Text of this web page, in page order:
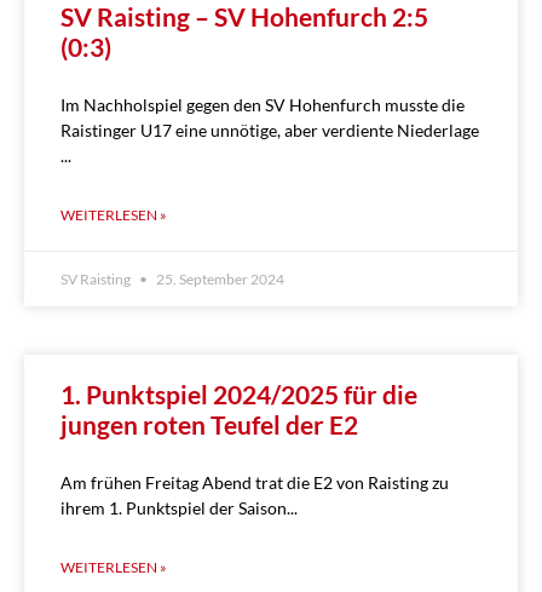
SV Raisting – SV Hohenfurch 2:5
(0:3)
Im Nachholspiel gegen den SV Hohenfurch musste die
Raistinger U17 eine unnötige, aber verdiente Niederlage
WEITERLESEN »
SV Raisting 25. September 2024
1. Punktspiel 2024/2025 für die
jungen roten Teufel der E2
Am frühen Freitag Abend trat die E2 von Raisting zu
ihrem 1. Punktspiel der Saison
WEITERLESEN »